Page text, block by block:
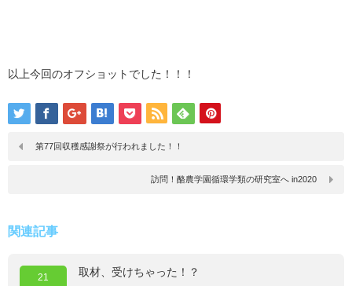
以上今回のオフショットでした！！！
第77回収穫感謝祭が行われました！！
訪問！酪農学園循環学類の研究室へ in2020
関連記事
21 取材、受けちゃった！？